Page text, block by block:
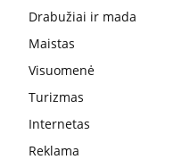
Drabužiai ir mada
Maistas
Visuomenė
Turizmas
Internetas
Reklama